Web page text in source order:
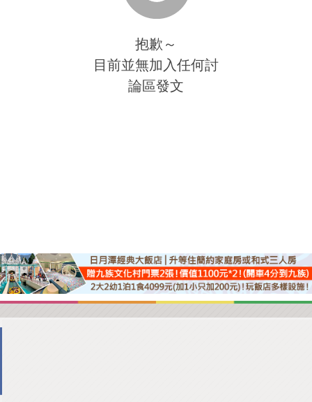
抱歉～
目前並無加入任何討
論區發文